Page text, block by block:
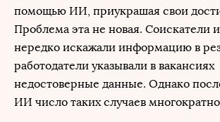
помощью ИИ, приукрашая свои
Проблема эта не новая. Соискатели
нередко искажали информацию в
работодатели указывали в вакансиях
недостоверные данные. Однако
ИИ число таких случаев